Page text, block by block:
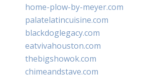
home-plow-by-meyer.com
palatelatincuisine.com
blackdoglegacy.com
eatvivahouston.com
thebigshowok.com
chimeandstave.com